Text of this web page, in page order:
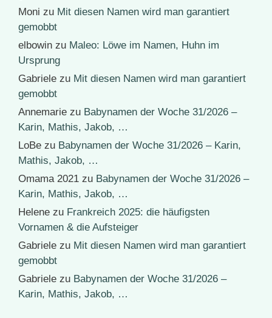
Moni zu Mit diesen Namen wird man garantiert
gemobbt
elbowin zu Maleo: Löwe im Namen, Huhn im
Ursprung
Gabriele zu Mit diesen Namen wird man garantiert
gemobbt
Annemarie zu Babynamen der Woche 31/2026 –
Karin, Mathis, Jakob, …
LoBe zu Babynamen der Woche 31/2026 – Karin,
Mathis, Jakob, …
Omama 2021 zu Babynamen der Woche 31/2026 –
Karin, Mathis, Jakob, …
Helene zu Frankreich 2025: die häufigsten
Vornamen & die Aufsteiger
Gabriele zu Mit diesen Namen wird man garantiert
gemobbt
Gabriele zu Babynamen der Woche 31/2026 –
Karin, Mathis, Jakob, …